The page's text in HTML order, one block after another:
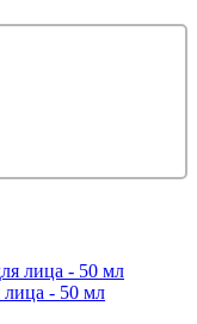
- 50 мл